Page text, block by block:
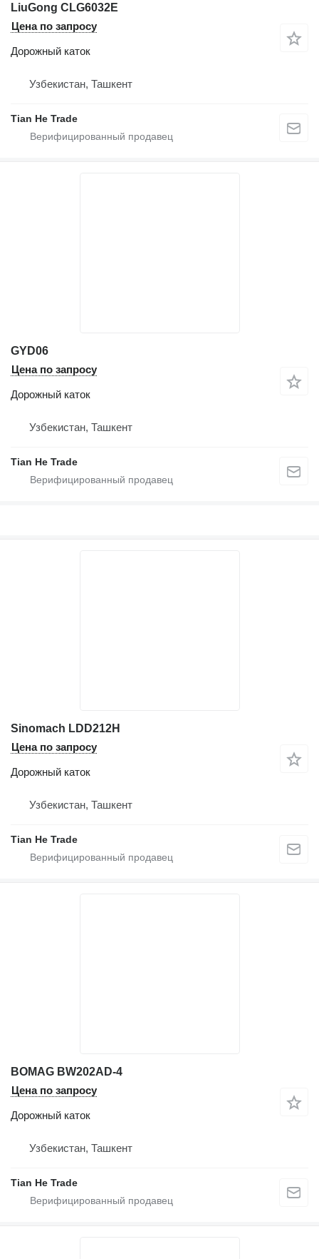
LiuGong CLG6032E
Цена по запросу
Дорожный каток
Узбекистан, Ташкент
Tian He Trade
GYD06
Цена по запросу
Дорожный каток
Узбекистан, Ташкент
Tian He Trade
Sinomach LDD212H
Цена по запросу
Дорожный каток
Узбекистан, Ташкент
Tian He Trade
BOMAG BW202AD-4
Цена по запросу
Дорожный каток
Узбекистан, Ташкент
Tian He Trade